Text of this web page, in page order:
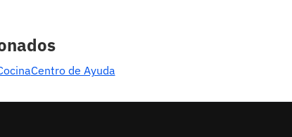
Centro de Ayuda